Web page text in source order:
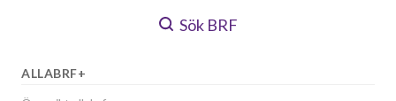
Sök BRF
ALLABRF+